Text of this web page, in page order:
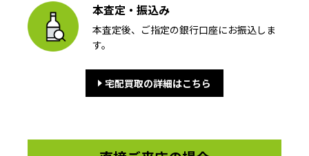
本査定・振込み
本査定後、ご指定の銀行口座にお振込しま
す。
宅配買取の詳細はこちら